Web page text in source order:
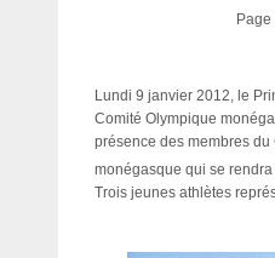
Page
Lundi 9 janvier 2012, le
Comité Olympique
présence des membres
monégasque qui se rendra
Trois jeunes athlètes